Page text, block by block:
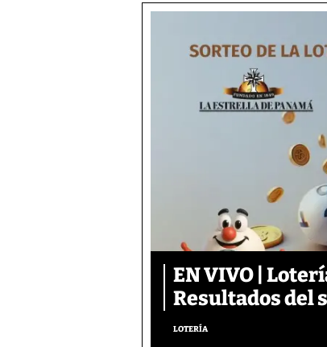
EN VIVO |
Resultados del
LOTERÍA